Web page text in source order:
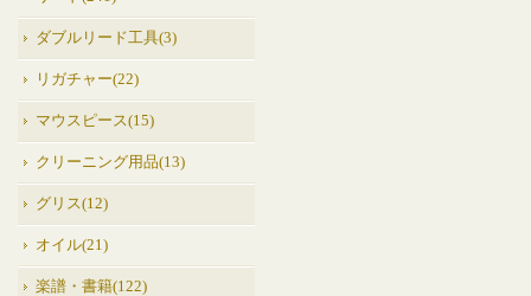
ダブルリード工具(3)
リガチャー(22)
マウスピース(15)
クリーニング用品(13)
グリス(12)
オイル(21)
楽譜・書籍(122)